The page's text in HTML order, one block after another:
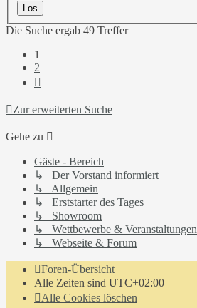
Die Suche ergab 49 Treffer
1
2
Zur erweiterten Suche
Gehe zu
Gäste - Bereich
↳ Der Vorstand informiert
↳ Allgemein
↳ Erststarter des Tages
↳ Showroom
↳ Wettbewerbe & Veranstaltungen
↳ Webseite & Forum
Foren-Übersicht
Alle Zeiten sind UTC+02:00
Alle Cookies löschen